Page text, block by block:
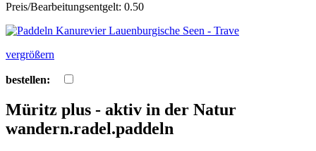
Preis/Bearbeitungsentgelt: 0.50
vergrößern
bestellen:
Müritz plus - aktiv in der Natur
wandern.radel.paddeln